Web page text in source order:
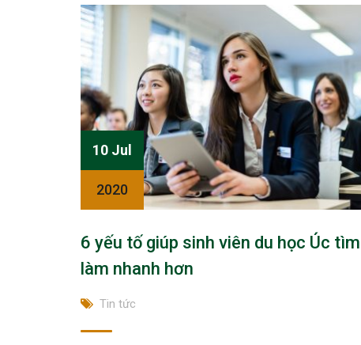
10 Jul
2020
6 yếu tố giúp sinh viên du học Úc
làm nhanh hơn
Tin tức